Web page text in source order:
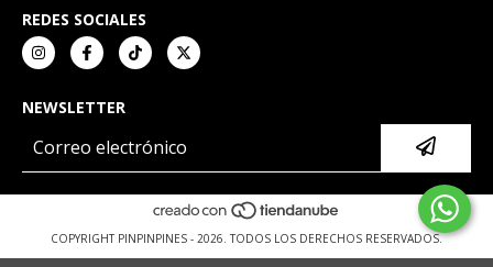
REDES SOCIALES
NEWSLETTER
COPYRIGHT PINPINPINES - 2026. TODOS LOS DERECHOS RESERVADOS.